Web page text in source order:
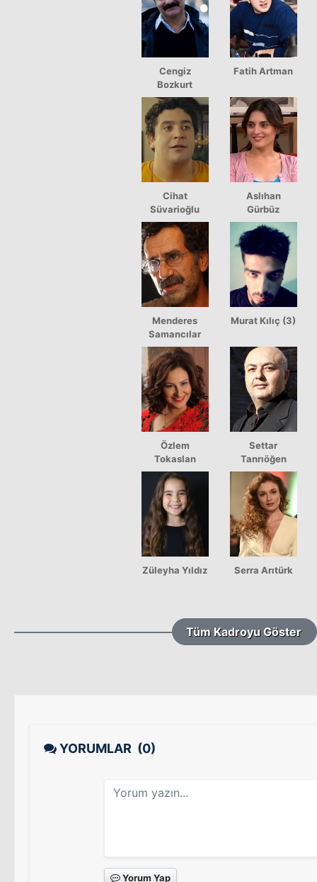
Cengiz
Bozkurt
Fatih Artman
Cihat
Süvarioğlu
Aslıhan
Gürbüz
Menderes
Samancılar
Murat Kılıç (3)
Özlem
Tokaslan
Settar
Tanrıöğen
Züleyha Yıldız Serra Arıtürk
Tüm Kadroyu Göster
YORUMLAR (0)
Yorum Yap